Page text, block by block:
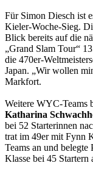
Für Simon Diesch ist
Kieler-Woche-Sieg.
Blick bereits auf die
„Grand Slam Tour“
die 470er-
Japan. „Wir wollen
Markfort.
Weitere WYC-Teams
Katharina
bei 52 Starterinnen
trat im 49er mit Fynn
Teams an und
Klasse bei 45 Startern